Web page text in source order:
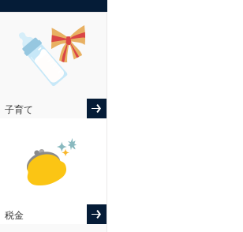
子育て
税金